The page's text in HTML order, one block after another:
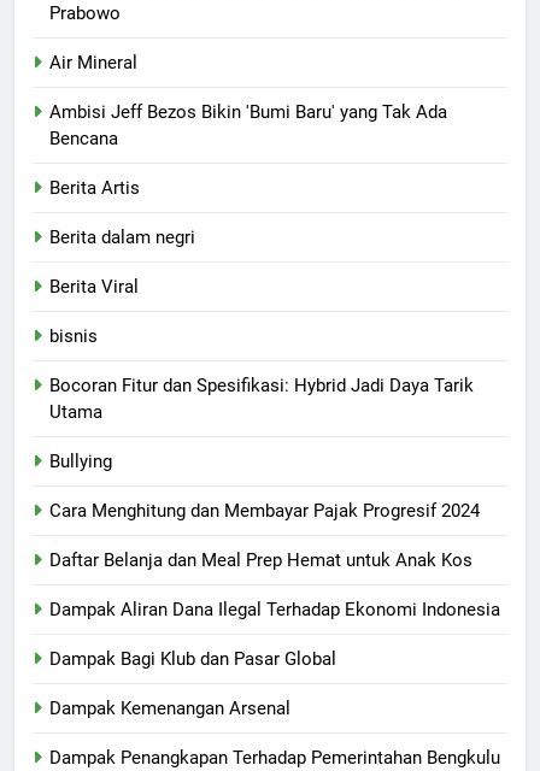
Prabowo
Air Mineral
Ambisi Jeff Bezos Bikin 'Bumi Baru' yang Tak Ada
Bencana
Berita Artis
Berita dalam negri
Berita Viral
bisnis
Bocoran Fitur dan Spesifikasi: Hybrid Jadi Daya Tarik
Utama
Bullying
Cara Menghitung dan Membayar Pajak Progresif 2024
Daftar Belanja dan Meal Prep Hemat untuk Anak Kos
Dampak Aliran Dana Ilegal Terhadap Ekonomi Indonesia
Dampak Bagi Klub dan Pasar Global
Dampak Kemenangan Arsenal
Dampak Penangkapan Terhadap Pemerintahan Bengkulu